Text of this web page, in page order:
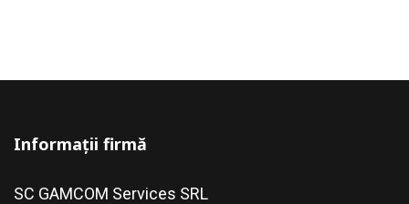
Informații firmă
SC GAMCOM Services SRL